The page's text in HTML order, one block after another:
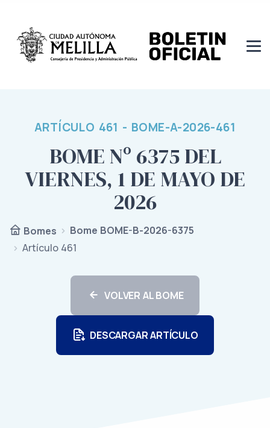
ARTÍCULO 461 - BOME-A-2026-461
BOME Nº 6375 DEL
VIERNES, 1 DE MAYO DE
2026
Bomes
Bome BOME-B-2026-6375
Artículo 461
VOLVER AL BOME
DESCARGAR ARTÍCULO